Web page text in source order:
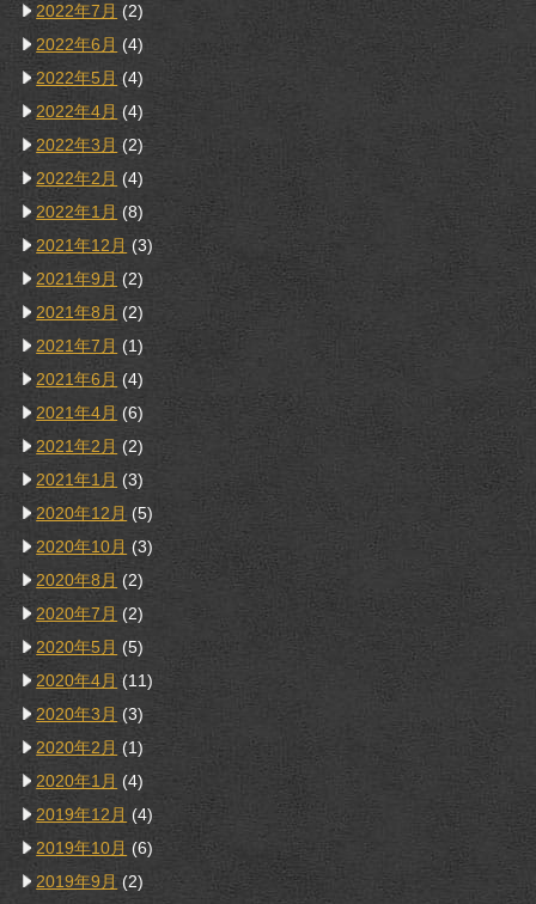
2022年7月 (2)
2022年6月 (4)
2022年5月 (4)
2022年4月 (4)
2022年3月 (2)
2022年2月 (4)
2022年1月 (8)
2021年12月 (3)
2021年9月 (2)
2021年8月 (2)
2021年7月 (1)
2021年6月 (4)
2021年4月 (6)
2021年2月 (2)
2021年1月 (3)
2020年12月 (5)
2020年10月 (3)
2020年8月 (2)
2020年7月 (2)
2020年5月 (5)
2020年4月 (11)
2020年3月 (3)
2020年2月 (1)
2020年1月 (4)
2019年12月 (4)
2019年10月 (6)
2019年9月 (2)